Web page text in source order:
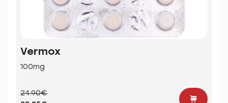
Vermox
100mg
24.90€